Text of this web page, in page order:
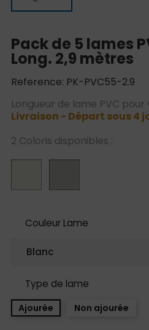
Pack de 5 lames
Long. 2,9 mètres
Reference: PK-PVC55-2.9
Longueur de lame PVC
Livraison - Départ sous 4
2 Coloris disponibles :
Couleur Lame
Type de lame
Ajourée Non ajourée